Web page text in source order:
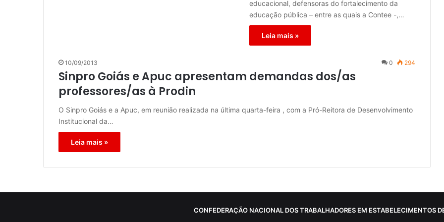
educacional, defensoras do fortalecimento da
educação pública – entre as quais a Contee -,…
Leia mais »
10/09/2013 0 294
Sinpro Goiás e Apuc apresentam demandas dos/as
professores/as à Prodin
O Sinpro Goiás e a Apuc, em reunião realizada na última quarta-feira , com a Pró-Reitora de Desenvolvimento
Institucional da…
Leia mais »
CONFEDERAÇÃO NACIONAL DOS TRABALHADORES EM ESTABELECIMENTOS